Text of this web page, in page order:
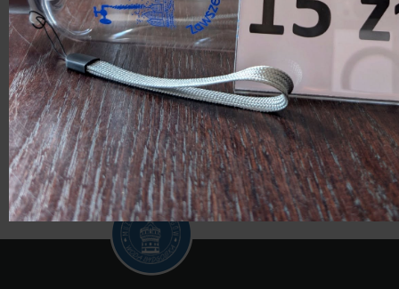
mechaniczne.
Poprzednie:
MUSEJON 2024